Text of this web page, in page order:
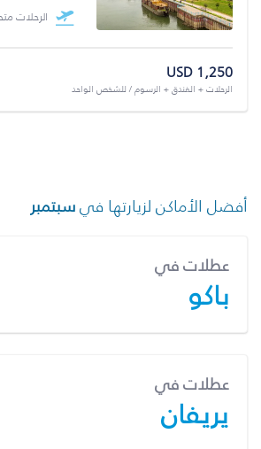
الرحلات
USD 1,250
الرحلات + الفندق + الرسوم / للشخص الواحد
أفضل الأماكن لزيارتها فيسبتمبر
عطلات في
باكو
عطلات في
يريفان